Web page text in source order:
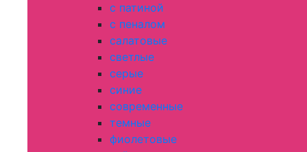
с патиной
с пеналом
салатовые
светлые
серые
синие
современные
темные
фиолетовые